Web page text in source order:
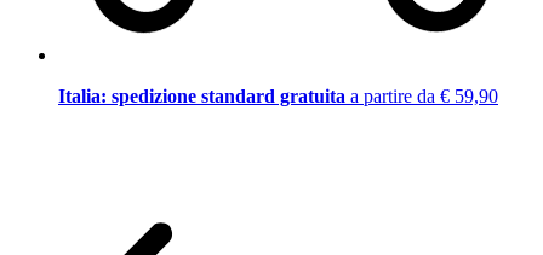
Italia: spedizione standard gratuita a partire da € 59,90